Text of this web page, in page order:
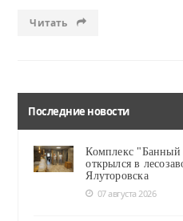
Читать
Последние новости
Комплекс "Банный
открылся в
Ялуторовска
07 августа 2026